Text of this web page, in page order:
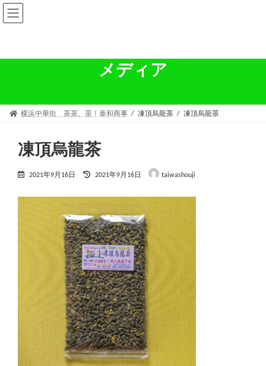
コ
ン
へ
プ
ナ
ビ
ョ
動
メディア
横浜中華街 茶茶、茶！泰和商事 凍頂烏龍茶 凍頂烏龍茶
凍頂烏龍茶
2021年9月16日
最
時
:
2021年9月16日 taiwashouji